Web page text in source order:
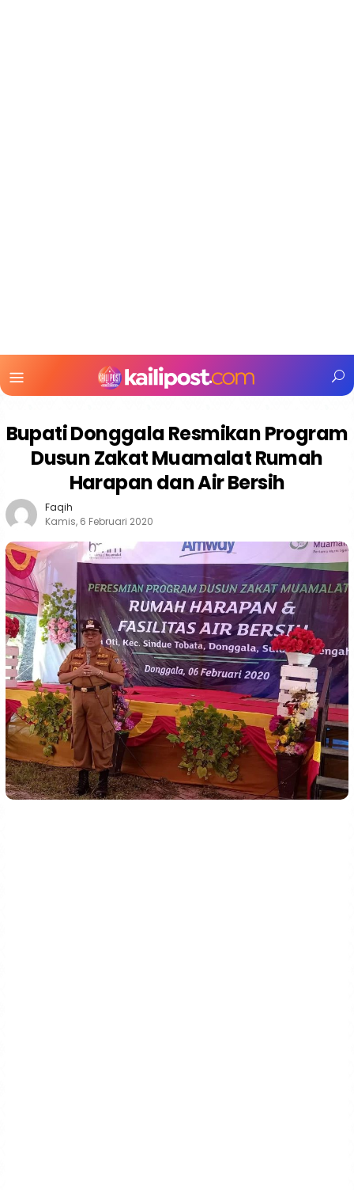
Mobile
Bupati Donggala Resmikan Program
Dusun Zakat Muamalat Rumah
Harapan dan Air Bersih
Faqih
Kamis, 6 Februari 2020